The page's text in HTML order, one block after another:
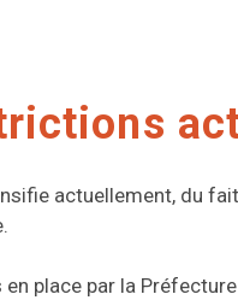
actuellement, du
place par la